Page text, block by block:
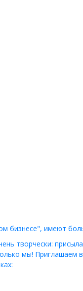
бизнесе", имеют
творчески:
мы! Приглашаем